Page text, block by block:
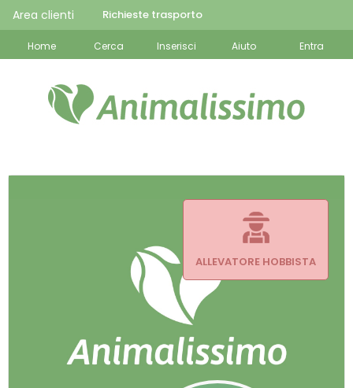
Area clienti Richieste trasporto
Home Cerca Inserisci Aiuto Entra
ALLEVATORE HOBBISTA